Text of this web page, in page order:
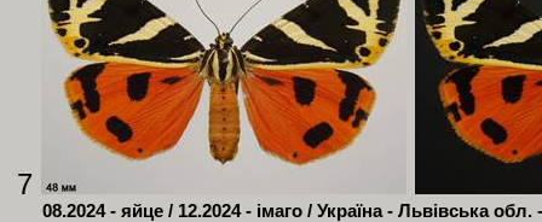
7
08.2024 - яйце / 12.2024 - імаго / Україна - Львівська обл.